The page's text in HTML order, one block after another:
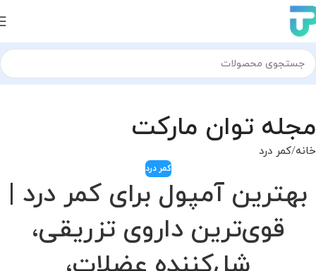
مجله توان مارکت
خانه کمر درد
کمر درد
بهترین آمپول برای کمر درد |
قوی‌ترین داروی تزریقی،